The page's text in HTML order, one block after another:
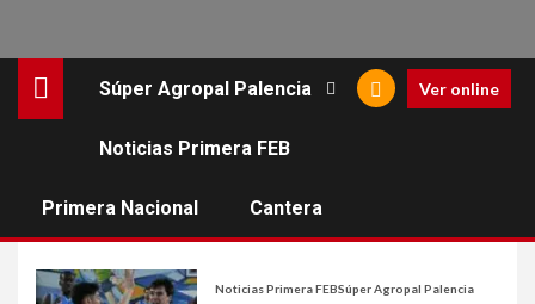
Súper Agropal Palencia
Noticias Primera FEB
Primera Nacional Cantera
Ver online
Estadísticas LEB Oro
[muestramenuprincipal]
Noticias Primera FEBSúper Agropal Palencia